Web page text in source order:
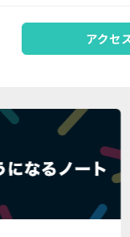
アクセ